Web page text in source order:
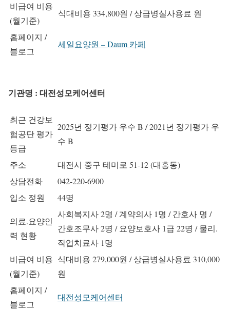
비급여 비용
(월기준)
식대비용 334,800원 / 상급병실사용료 원
홈페이지 /
블로그
세일요양원 – Daum 카페
기관명 : 대전성모케어센터
최근 건강보
험공단 평가
등급
2025년 정기평가 우수 B / 2021년 정기평가 우
수 B
주소
대전시 중구 테미로 51-12 (대흥동)
상담전화
042-220-6900
입소 정원
44명
의료.요양인
력 현황
사회복지사 2명 / 계약의사 1명 / 간호사 명 /
간호조무사 2명 / 요양보호사 1급 22명 / 물리.
작업치료사 1명
비급여 비용
(월기준)
식대비용 279,000원 / 상급병실사용료 310,000
원
홈페이지 /
블로그
대전성모케어센터